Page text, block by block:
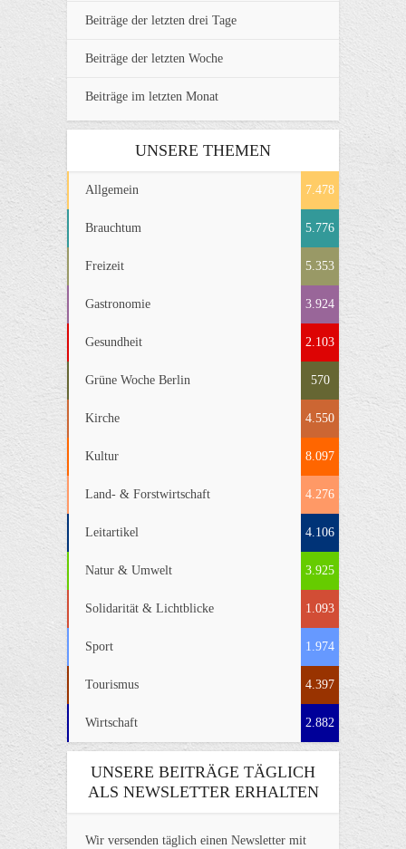
Beiträge der letzten drei Tage
Beiträge der letzten Woche
Beiträge im letzten Monat
UNSERE THEMEN
Allgemein 7.478
Brauchtum 5.776
Freizeit 5.353
Gastronomie 3.924
Gesundheit 2.103
Grüne Woche Berlin 570
Kirche 4.550
Kultur 8.097
Land- & Forstwirtschaft 4.276
Leitartikel 4.106
Natur & Umwelt 3.925
Solidarität & Lichtblicke 1.093
Sport 1.974
Tourismus 4.397
Wirtschaft 2.882
UNSERE BEITRÄGE TÄGLICH
ALS NEWSLETTER ERHALTEN
Wir versenden täglich einen Newsletter mit